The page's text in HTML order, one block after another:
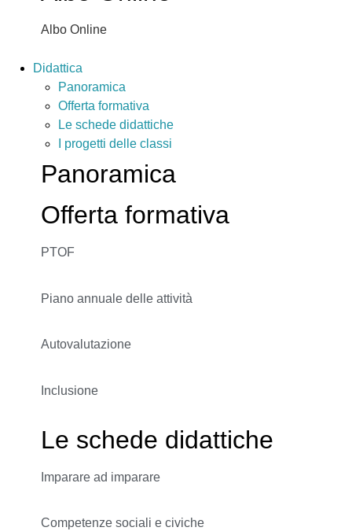
Albo Online
Didattica
Panoramica
Offerta formativa
Le schede didattiche
I progetti delle classi
Panoramica
Offerta formativa
PTOF
Piano annuale delle attività
Autovalutazione
Inclusione
Le schede didattiche
Imparare ad imparare
Competenze sociali e civiche